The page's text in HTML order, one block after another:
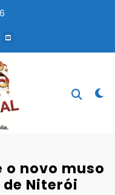
o novo muso
Niterói